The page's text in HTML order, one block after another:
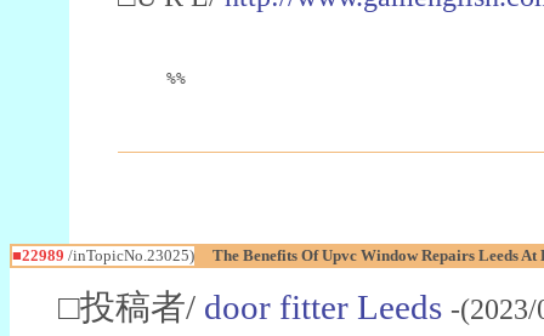
%%
■22989 /inTopicNo.23025) The Benefits Of Upvc Window Repairs Leeds
□投稿者/ door fitter Leeds -